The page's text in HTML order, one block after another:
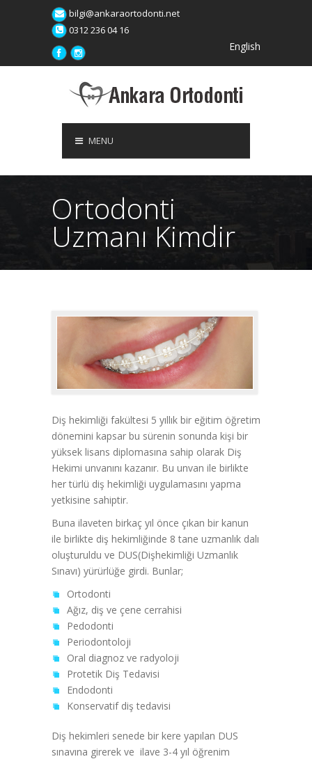
bilgi@ankaraortodonti.net
0312 236 04 16
English
MENU
Ortodonti
Uzmanı Kimdir
Diş hekimliği fakültesi 5 yıllık bir eğitim öğretim
dönemini kapsar bu sürenin sonunda kişi bir
yüksek lisans diplomasına sahip olarak Diş
Hekimi unvanını kazanır. Bu unvan ile birlikte
her türlü diş hekimliği uygulamasını yapma
yetkisine sahiptir.
Buna ilaveten birkaç yıl önce çıkan bir kanun
ile birlikte diş hekimliğinde 8 tane uzmanlık dalı
oluşturuldu ve DUS(Dişhekimliği Uzmanlık
Sınavı) yürürlüğe girdi. Bunlar;
Ortodonti
Ağız, diş ve çene cerrahisi
Pedodonti
Periodontoloji
Oral diagnoz ve radyoloji
Protetik Diş Tedavisi
Endodonti
Konservatif diş tedavisi
Diş hekimleri senede bir kere yapılan DUS
sınavına girerek ve ilave 3-4 yıl öğrenim